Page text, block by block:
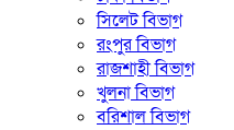
সিলেট বিভাগ
রংপুর বিভাগ
রাজশাহী বিভাগ
খুলনা বিভাগ
বরিশাল বিভাগ